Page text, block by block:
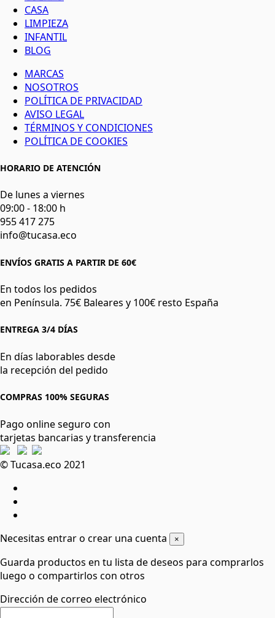
CASA
LIMPIEZA
INFANTIL
BLOG
MARCAS
NOSOTROS
POLÍTICA DE PRIVACIDAD
AVISO LEGAL
TÉRMINOS Y CONDICIONES
POLÍTICA DE COOKIES
HORARIO DE ATENCIÓN
De lunes a viernes
09:00 - 18:00 h
955 417 275
info@tucasa.eco
ENVÍOS GRATIS A PARTIR DE 60€
En todos los pedidos
en Península. 75€ Baleares y 100€ resto España
ENTREGA 3/4 DÍAS
En días laborables desde
la recepción del pedido
COMPRAS 100% SEGURAS
Pago online seguro con
tarjetas bancarias y transferencia
© Tucasa.eco 2021
Necesitas entrar o crear una cuenta ×
Guarda productos en tu lista de deseos para comprarlos
luego o compartirlos con otros
Dirección de correo electrónico